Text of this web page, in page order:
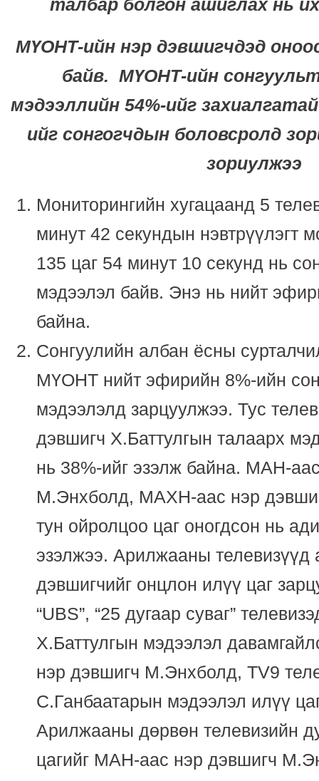
талбар болгон ашиглах нь
МҮОНТ-ийн нэр дэвшигчдэд
байв. МҮОНТ-ийн
мэдээллийн 54%-ийг
ийг сонгогчдын боловсролд
зориулжээ
Мониторингийн хугацаанд 5
минут 42 секундын нэвтрүүлэгт
135 цаг 54 минут 10 секунд нь
мэдээлэл байв. Энэ нь нийт
байна.
Сонгуулийн албан ёсны
МҮОНТ нийт эфирийн 8%-ийн
мэдээлэлд зарцуулжээ. Тус
дэвшигч Х.Баттулгын талаарх
нь 38%-ийг эзэлж байна. МАН-
М.Энхболд, МАХН-аас нэр
тун ойролцоо цаг оногдсон нь
эзэлжээ. Арилжааны телевизүүд
дэвшигчийг онцлон илүү цаг
“UBS”, “25 дугаар суваг”
Х.Баттулгын мэдээлэл
нэр дэвшигч М.Энхболд, TV9
С.Ганбаатарын мэдээлэл илүү
Арилжааны дөрвөн телевизийн
цагийг МАН-аас нэр дэвшигч